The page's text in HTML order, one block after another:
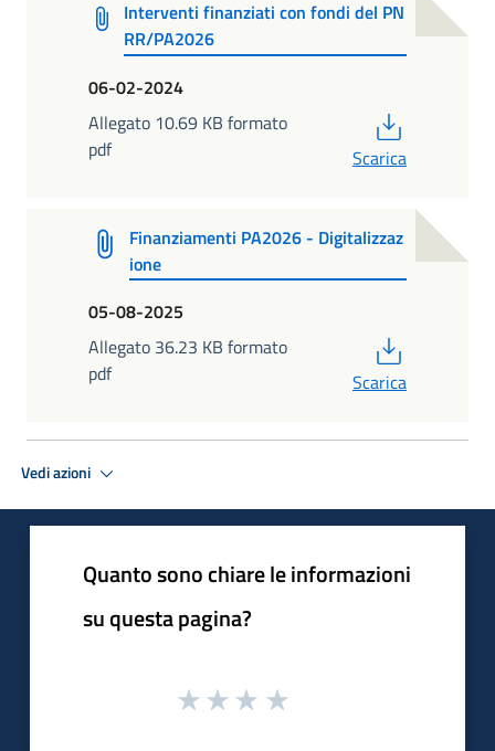
Interventi finanziati con fondi del PN
RR/PA2026
06-02-2024
Allegato 10.69 KB formato
pdf
Scarica
Finanziamenti PA2026 - Digitalizzaz
ione
05-08-2025
Allegato 36.23 KB formato
pdf
Scarica
Vedi azioni
Quanto sono chiare le informazioni
su questa pagina?